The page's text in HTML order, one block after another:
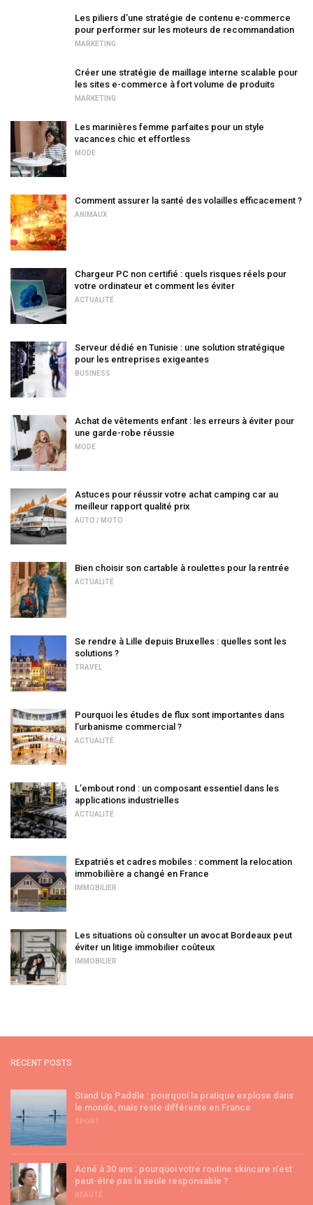
Les piliers d’une stratégie de contenu e-commerce
pour performer sur les moteurs de recommandation
MARKETING
Créer une stratégie de maillage interne scalable pour
les sites e-commerce à fort volume de produits
MARKETING
Les marinières femme parfaites pour un style
vacances chic et effortless
MODE
Comment assurer la santé des volailles efficacement ?
ANIMAUX
Chargeur PC non certifié : quels risques réels pour
votre ordinateur et comment les éviter
ACTUALITÉ
Serveur dédié en Tunisie : une solution stratégique
pour les entreprises exigeantes
BUSINESS
Achat de vêtements enfant : les erreurs à éviter pour
une garde-robe réussie
MODE
Astuces pour réussir votre achat camping car au
meilleur rapport qualité prix
AUTO / MOTO
Bien choisir son cartable à roulettes pour la rentrée
ACTUALITÉ
Se rendre à Lille depuis Bruxelles : quelles sont les
solutions ?
TRAVEL
Pourquoi les études de flux sont importantes dans
l’urbanisme commercial ?
ACTUALITÉ
L’embout rond : un composant essentiel dans les
applications industrielles
ACTUALITÉ
Expatriés et cadres mobiles : comment la relocation
immobilière a changé en France
IMMOBILIER
Les situations où consulter un avocat Bordeaux peut
éviter un litige immobilier coûteux
IMMOBILIER
RECENT POSTS
Stand Up Paddle : pourquoi la pratique explose dans
le monde, mais reste différente en France
SPORT
Acné à 30 ans : pourquoi votre routine skincare n’est
peut-être pas la seule responsable ?
BEAUTÉ